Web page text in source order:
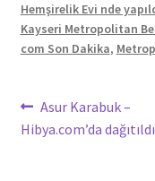
Hemşirelik Evi nde
Kayseri Metropolitan
com Son Dakika,
Yazı
gezinmesi
Önceki
yazı:
Asur Karabuk –
Hibya.com’da dağıtıldı